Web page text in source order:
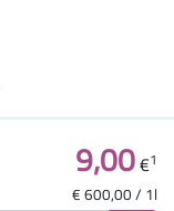
9,00€1
€ 600,00 / 1l